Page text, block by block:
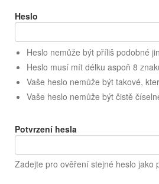
Heslo
Heslo nemůže být příliš podobné
Heslo musí mít délku aspoň 8
Vaše heslo nemůže být takové,
Vaše heslo nemůže být čistě
Potvrzení hesla
Zadejte pro ověření stejné heslo jako